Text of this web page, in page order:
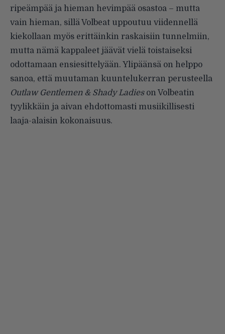
ripeämpää ja hieman hevimpää osastoa – mutta
vain hieman, sillä Volbeat uppoutuu viidennellä
kiekollaan myös erittäinkin raskaisiin tunnelmiin,
mutta nämä kappaleet jäävät vielä toistaiseksi
odottamaan ensiesittelyään. Ylipäänsä on helppo
sanoa, että muutaman kuuntelukerran perusteella
Outlaw Gentlemen & Shady Ladies on Volbeatin
tyylikkäin ja aivan ehdottomasti musiikillisesti
laaja-alaisin kokonaisuus.